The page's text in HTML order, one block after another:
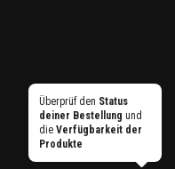
Überprüf den Status
deiner Bestellung und
die Verfügbarkeit der
Produkte